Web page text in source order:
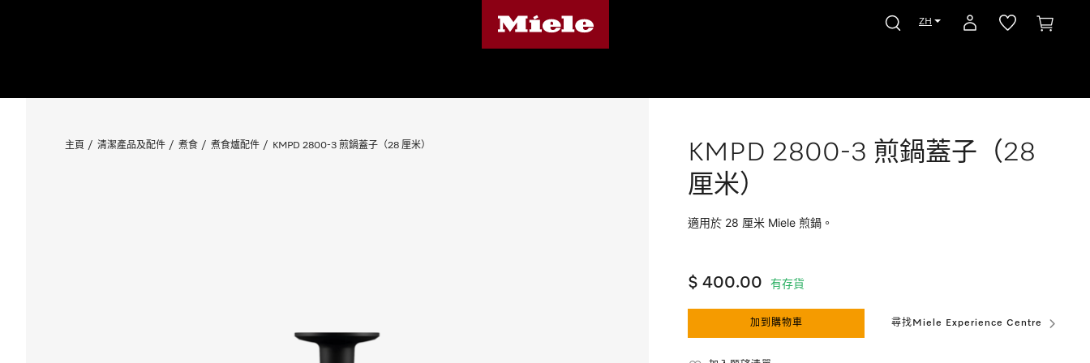
ZH
主頁 清潔產品及配件 煮食 煮食爐配件 KMPD 2800-3 煎鍋蓋子（28 厘米）
KMPD 2800-3 煎鍋蓋子（28
厘米）
適用於 28 厘米 Miele 煎鍋。
$ 400.00 有存貨
加到購物車 尋找Miele Experience Centre